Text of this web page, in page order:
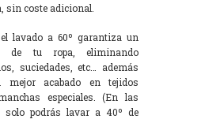
sin coste adicional.
lavado a 60º garantiza un
de tu ropa, eliminando
suciedades, etc… además
mejor acabado en tejidos
especiales. (En las
solo podrás lavar a 40º de